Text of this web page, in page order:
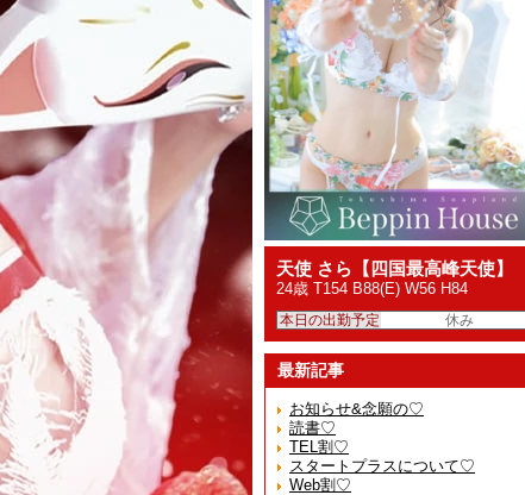
天使 さら【四国最高峰天使】
24歳 T154 B88(E) W56 H84
本日の出勤予定 休み
最新記事
お知らせ&念願の♡
読書♡
TEL割♡
スタートプラスについて♡
Web割♡